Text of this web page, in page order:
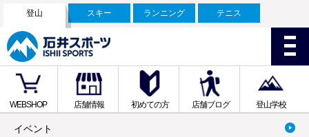
登山 スキー ランニング テニス
WEBSHOP 店舗情報 初めての方 店舗ブログ 登山学校
イベント